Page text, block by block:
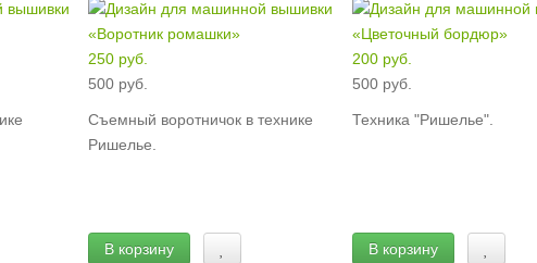
250 руб.
500 руб.
Съемный воротничок в технике
Ришелье.
В корзину
200 руб.
500 руб.
Техника "Ришелье".
В корзину